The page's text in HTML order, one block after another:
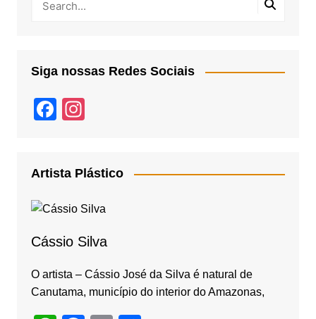
Siga nossas Redes Sociais
F
e
o
k
gr
a
Artista Plástico
Cássio Silva
O artista – Cássio José da Silva é natural de
Canutama, município do interior do Amazonas,